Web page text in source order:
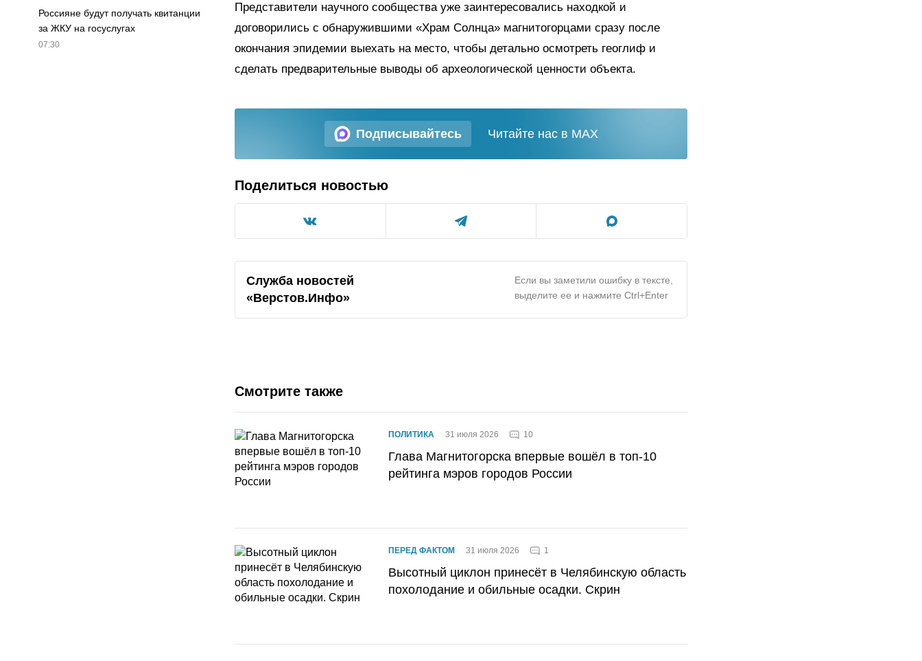
Россияне будут получать квитанции
за ЖКУ на госуслугах
07:30
Представители научного сообщества уже заинтересовались находкой и
договорились с обнаружившими «Храм Солнца» магнитогорцами сразу после
окончания эпидемии выехать на место, чтобы детально осмотреть геоглиф и
сделать предварительные выводы об археологической ценности объекта.
Подписывайтесь Читайте нас в MAX
Поделиться новостью
Служба новостей
«Верстов.Инфо»
Если вы заметили ошибку в тексте,
выделите ее и нажмите Ctrl+Enter
Смотрите также
ПОЛИТИКА 31 июля 2026 10
Глава Магнитогорска впервые вошёл в топ-10
рейтинга мэров городов России
ПЕРЕД ФАКТОМ 31 июля 2026 1
Высотный циклон принесёт в Челябинскую область
похолодание и обильные осадки. Скрин